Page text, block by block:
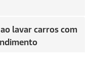
lavar carros com